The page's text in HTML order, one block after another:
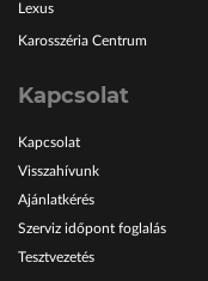
Lexus
Karosszéria Centrum
Kapcsolat
Kapcsolat
Visszahívunk
Ajánlatkérés
Szerviz időpont foglalás
Tesztvezetés